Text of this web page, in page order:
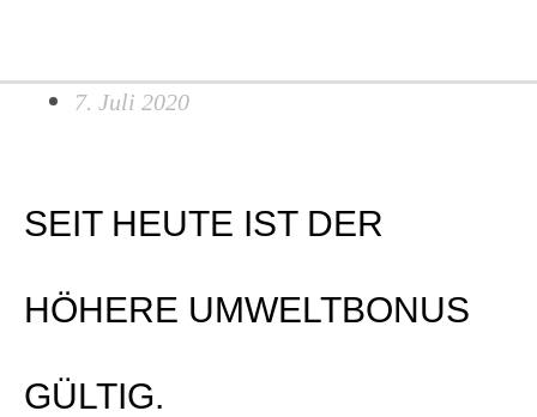
7. Juli 2020
SEIT HEUTE IST DER
HÖHERE UMWELTBONUS
GÜLTIG.